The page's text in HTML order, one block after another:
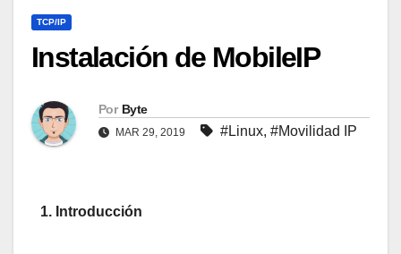
TCP/IP
Instalación de MobileIP
Por Byte
MAR 29, 2019 #Linux, #Movilidad IP
1. Introducción